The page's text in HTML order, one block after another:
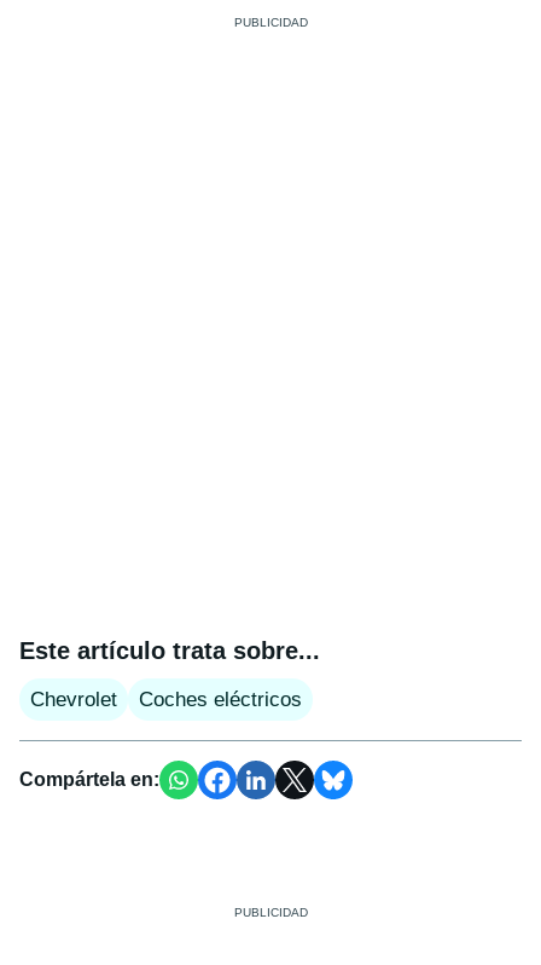
Este artículo trata sobre...
Chevrolet Coches eléctricos
Compártela en: